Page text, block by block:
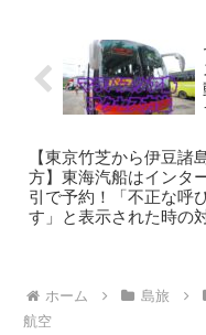
【東京竹芝から伊豆諸
方】東海汽船はインタ
引で予約！「不正な呼
す」と表示された時の
ホーム 島旅
航空